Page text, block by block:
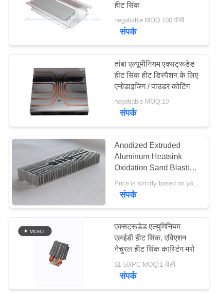
हीट सिंक
negotiable MOQ:100 पीसी
संपर्क
तांबा एल्यूमीनियम एक्सट्रूडेड
हीट सिंक हीट डिस्पैशन के लिए
एनोडाइजिंग / पाउडर कोटिंग
negotiable MOQ:10
संपर्क
Anodized Extruded
Aluminum Heatsink
Oxidation Sand Blasting
300*105*45mm
संपर्क
एक्सट्रूडेड एल्युमिनियम
एलईडी हीट सिंक, एविएशन
नेचुरल हीट सिंक कास्टिंग मरो
$1-50/PC MOQ:1 पीसी
संपर्क